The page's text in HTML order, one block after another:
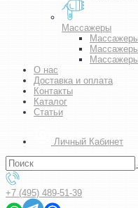
Массажеры
О нас
Доставка и оплата
Контакты
Каталог
Статьи
Личный Кабинет
+7 (495) 489-51-39